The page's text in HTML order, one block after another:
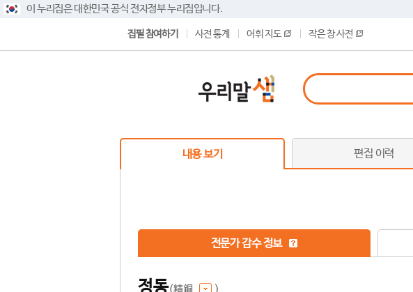
이 누리집은 대한민국 공식 전자정부 누리집입니다.
집필 참여하기 사전 통계 어휘 지도 작은 창 사전
내용 보기 편집 이력
전문가 감수 정보
정동(精銅 )